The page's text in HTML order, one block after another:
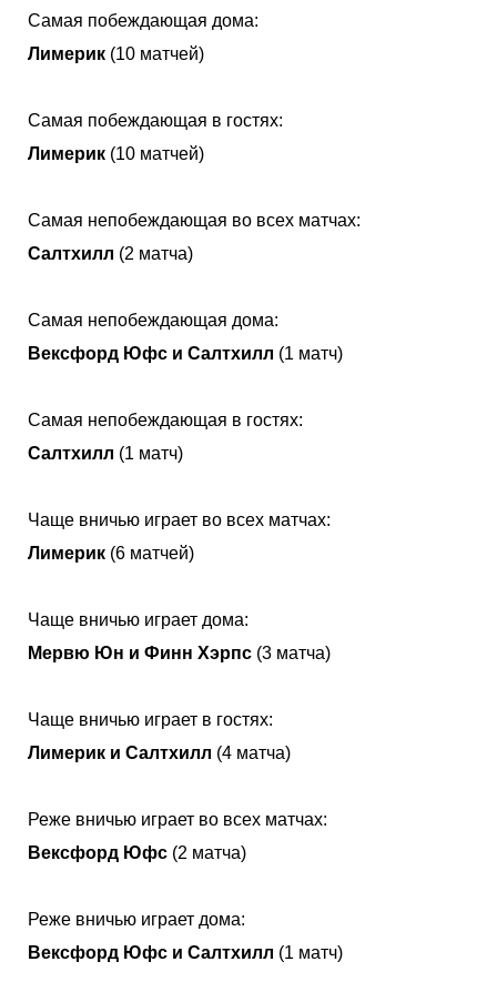
Самая побеждающая дома:
Лимерик (10 матчей)
Самая побеждающая в гостях:
Лимерик (10 матчей)
Самая непобеждающая во всех матчах:
Салтхилл (2 матча)
Самая непобеждающая дома:
Вексфорд Юфс и Салтхилл (1 матч)
Самая непобеждающая в гостях:
Салтхилл (1 матч)
Чаще вничью играет во всех матчах:
Лимерик (6 матчей)
Чаще вничью играет дома:
Мервю Юн и Финн Хэрпс (3 матча)
Чаще вничью играет в гостях:
Лимерик и Салтхилл (4 матча)
Реже вничью играет во всех матчах:
Вексфорд Юфс (2 матча)
Реже вничью играет дома:
Вексфорд Юфс и Салтхилл (1 матч)